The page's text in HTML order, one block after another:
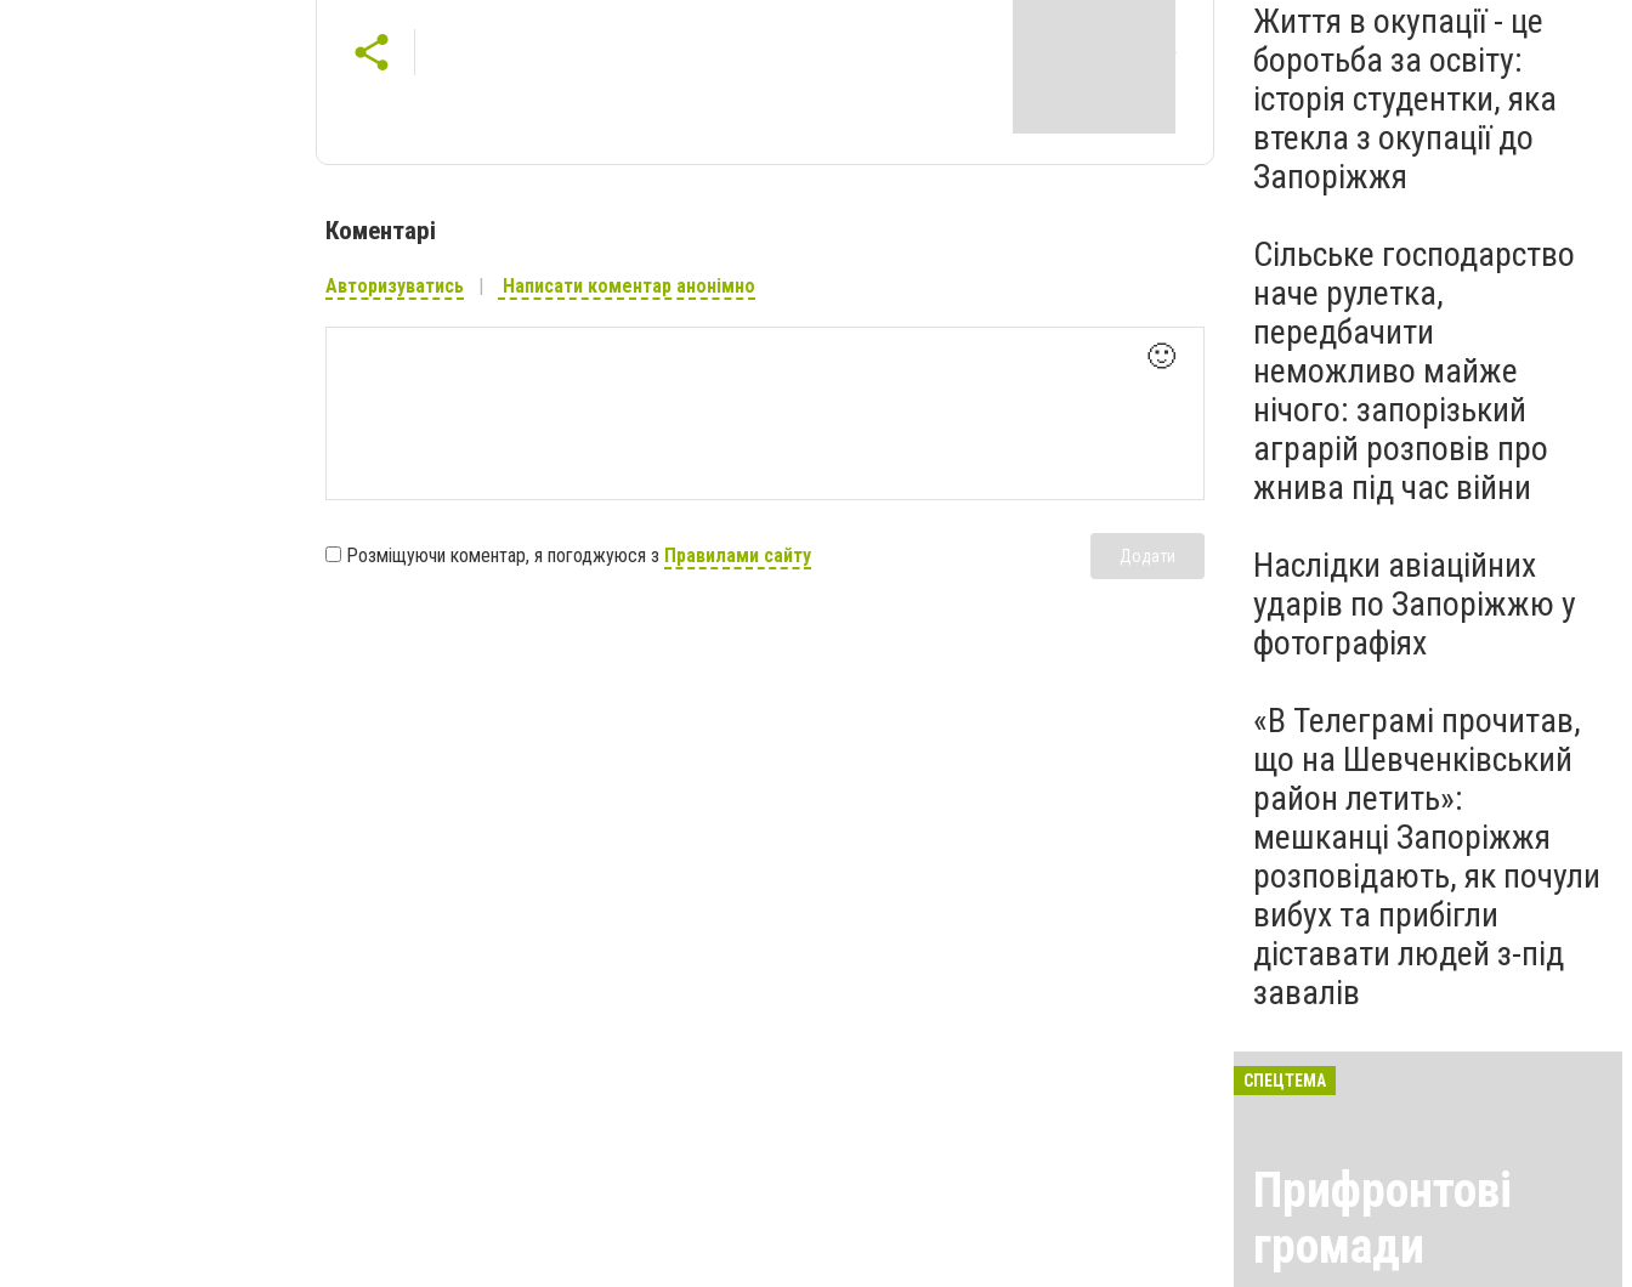
Коментарі
Авторизуватись Написати коментар анонімно
🙂
Розміщуючи коментар, я погоджуюся з Правилами сайту Додати
Життя в окупації - це
боротьба за освіту:
історія студентки, яка
втекла з окупації до
Запоріжжя
Сільське господарство
наче рулетка,
передбачити
неможливо майже
нічого: запорізький
аграрій розповів про
жнива під час війни
Наслідки авіаційних
ударів по Запоріжжю у
фотографіях
«В Телеграмі прочитав,
що на Шевченківський
район летить»:
мешканці Запоріжжя
розповідають, як почули
вибух та прибігли
діставати людей з-під
завалів
СПЕЦТЕМА
Прифронтові
громади